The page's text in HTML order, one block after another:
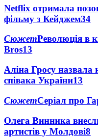
Netflix отримала
фільму з Кейджем34
СюжетРеволюція в
Bros13
Аліна Гросу назвала
співака України13
СюжетСеріал про
Олега Винника
артистів у Молдові8